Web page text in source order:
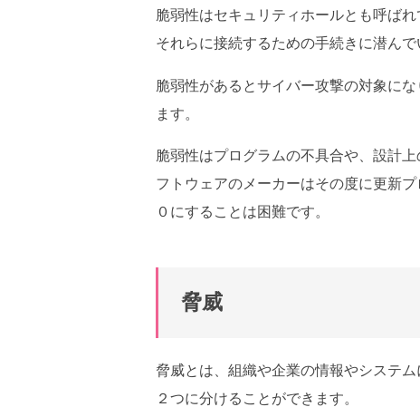
脆弱性はセキュリティホールとも呼ば
それらに接続するための手続きに潜んで
脆弱性があるとサイバー攻撃の対象に
ます。
脆弱性はプログラムの不具合や、設計
フトウェアのメーカーはその度に更新
０にすることは困難です。
脅威
脅威とは、組織や企業の情報やシステ
２つに分けることができます。